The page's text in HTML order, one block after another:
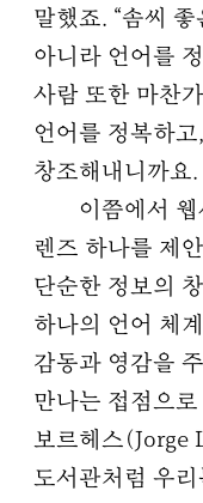
말했죠. “솜씨
아니라 언어를
사람 또한 마찬
언어를 정복하
창조해내니까요.
이쯤에서 웹
렌즈 하나를 제
단순한 정보의
하나의 언어 체
감동과 영감을
만나는 접점으
보르헤스(Jorge
도서관처럼 우